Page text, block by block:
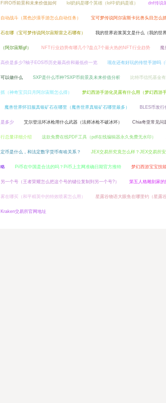
FIRO币前景和未来价值如何 lol奶妈是哪个英雄（lol中奶妈是谁） dnf传说
自动战斗（黑色沙漠手游怎么自动任务） 宝可梦传说阿尔宙斯卡比兽头目怎么
石在哪（宝可梦传说阿尔宙斯雷之石哪有） 我的世界岩浆英文是什么（我的世
（阿尔宙斯gf） NFT行业趋势有哪几个?盘点7个最火热的NFT行业趋势 魔
高价是多少?柚子EOS币历史最高价和最低价一览 现在还有好玩的传世手游吗（
可以做什么 SXP是什么币种?SXP币前景及未来价值分析 比特币信托基金
抓（神奇宝贝日月阿尔宙斯怎么得） 梦幻西游手游化灵露有什么用（梦幻西游
魔兽世界怀旧服真银矿石在哪里（魔兽世界真银矿石哪里最多） BLES币发
是多少 艾尔登法环冰枪用什么武器（法师冰枪不破冰环） Chia奇亚常见问
行总量详细介绍 这款免费在线PDF工具（pdf在线编辑器永久免费无水印）
定币是什么，和法定数字货币有啥关系？ JEX交易所究竟怎么样？JEX交易所安
略 Pi币在中国是合法的吗？Pi币上主网准确日期官方推特 梦幻西游宝宝技
另一个号（王者荣耀怎么把这个号的键位复制到另一个号?） 第五人格雕刻家的
雾在哪买（和平精英中的特效喷雾怎么用） 星露谷物语大眼鱼在哪里钓（星露
Kraken交易所官网地址